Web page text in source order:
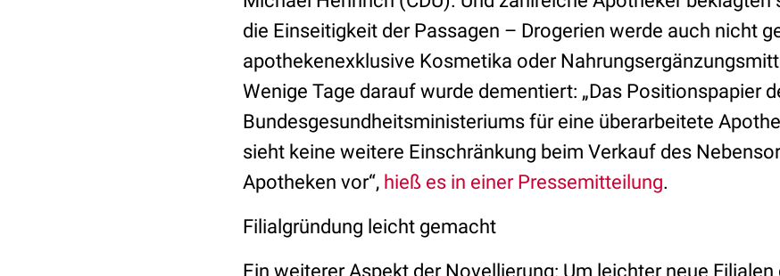
die Einseitigkeit der Passagen – Drogerien werde auch nicht
apothekenexklusive Kosmetika oder
Wenige Tage darauf wurde dementiert: „Das Positionspapier
Bundesgesundheitsministeriums für eine überarbeitete
sieht keine weitere Einschränkung beim Verkauf des
Apotheken vor“, hieß es in einer Pressemitteilung.
Filialgründung leicht gemacht
Ein weiterer Aspekt der Novellierung: Um leichter neue